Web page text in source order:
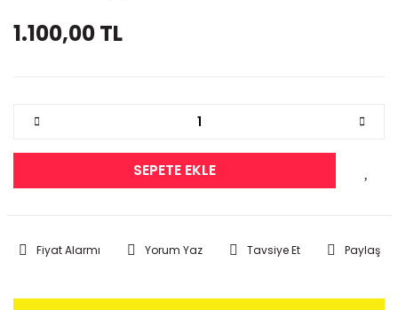
1.100,00 TL
SEPETE EKLE
Fiyat Alarmı Yorum Yaz Tavsiye Et Paylaş